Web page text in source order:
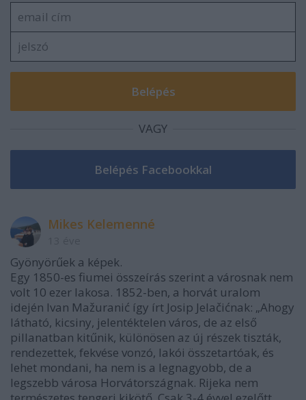
VAGY
Mikes Kelemenné
Gyönyörűek a képek.
Egy 1850-es fiumei összeírás szerint a városnak nem
volt 10 ezer lakosa. 1852-ben, a horvát uralom
idején Ivan Mažuranić így írt Josip Jelačićnak: „Ahogy
látható, kicsiny, jelentéktelen város, de az első
pillanatban kitűnik, különösen az új részek tiszták,
rendezettek, fekvése vonzó, lakói összetartóak, és
lehet mondani, ha nem is a legnagyobb, de a
legszebb városa Horvátországnak. Rijeka nem